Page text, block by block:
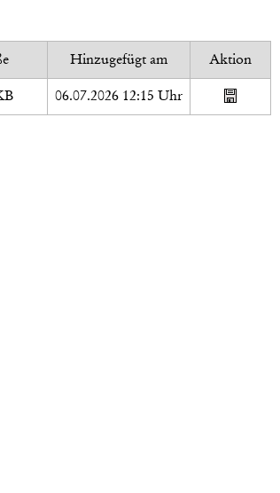
Hinzugefügt am Aktion
06.07.2026 12:15 Uhr